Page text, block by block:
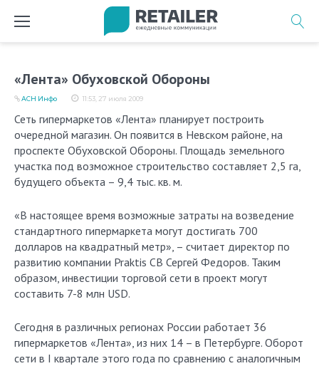
«Лента» Обуховской Обороны
11:53, 27 июля 2009
АСН Инфо
Сеть гипермаркетов «Лента» планирует построить
очередной магазин. Он появится в Невском районе, на
проспекте Обуховской Обороны. Площадь земельного
участка под возможное строительство составляет 2,5 га,
будущего объекта – 9,4 тыс. кв. м.
«В настоящее время возможные затраты на возведение
стандартного гипермаркета могут достигать 700
долларов на квадратный метр», – считает директор по
развитию компании Praktis CB Сергей Федоров. Таким
образом, инвестиции торговой сети в проект могут
составить 7-8 млн USD.
Сегодня в различных регионах России работает 36
гипермаркетов «Лента», из них 14 – в Петербурге. Оборот
сети в I квартале этого года по сравнению с аналогичным